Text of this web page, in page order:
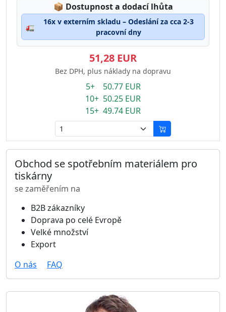
📦 Lagerstatus:
Dostupnost a dodací lhůta
🚛
16x v externím skladu – Odeslání za cca 2-3
pracovní dny
51,28 EUR
Bez DPH, plus náklady na dopravu
5+ 50.77 EUR
10+ 50.25 EUR
15+ 49.74 EUR
Obchod se spotřebním materiálem pro
tiskárny
se zaměřením na
B2B zákazníky
Doprava po celé Evropě
Velké množství
Export
O nás
FAQ